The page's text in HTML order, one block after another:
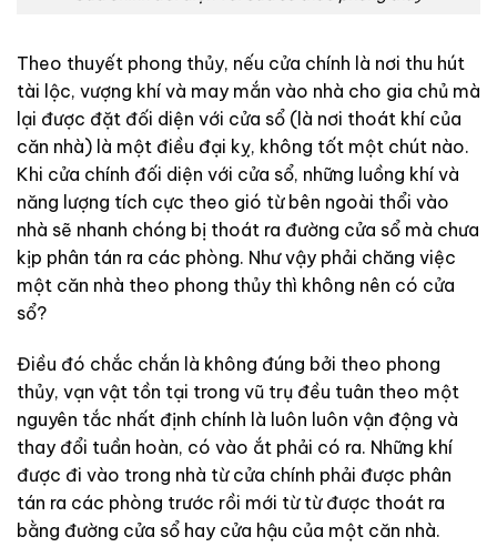
Theo thuyết phong thủy, nếu cửa chính là nơi thu hút
tài lộc, vượng khí và may mắn vào nhà cho gia chủ mà
lại được đặt đối diện với cửa sổ (là nơi thoát khí của
căn nhà) là một điều đại kỵ, không tốt một chút nào.
Khi cửa chính đối diện với cửa sổ, những luồng khí và
năng lượng tích cực theo gió từ bên ngoài thổi vào
nhà sẽ nhanh chóng bị thoát ra đường cửa sổ mà chưa
kịp phân tán ra các phòng. Như vậy phải chăng việc
một căn nhà theo phong thủy thì không nên có cửa
sổ?
Điều đó chắc chắn là không đúng bởi theo phong
thủy, vạn vật tồn tại trong vũ trụ đều tuân theo một
nguyên tắc nhất định chính là luôn luôn vận động và
thay đổi tuần hoàn, có vào ắt phải có ra. Những khí
được đi vào trong nhà từ cửa chính phải được phân
tán ra các phòng trước rồi mới từ từ được thoát ra
bằng đường cửa sổ hay cửa hậu của một căn nhà.